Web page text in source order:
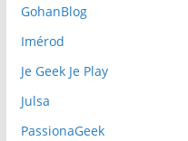
GohanBlog
Imérod
Je Geek Je Play
Julsa
PassionaGeek